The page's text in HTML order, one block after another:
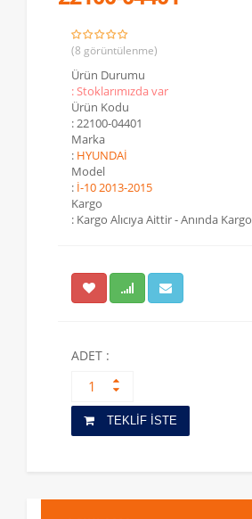
(8 görüntülenme)
Ürün Durumu
: Stoklarımızda var
Ürün Kodu
: 22100-04401
Marka
: HYUNDAİ
Model
: İ-10 2013-2015
Kargo
: Kargo Alıcıya Aittir - Anında Kargo
ADET :
TEKLİF İSTE